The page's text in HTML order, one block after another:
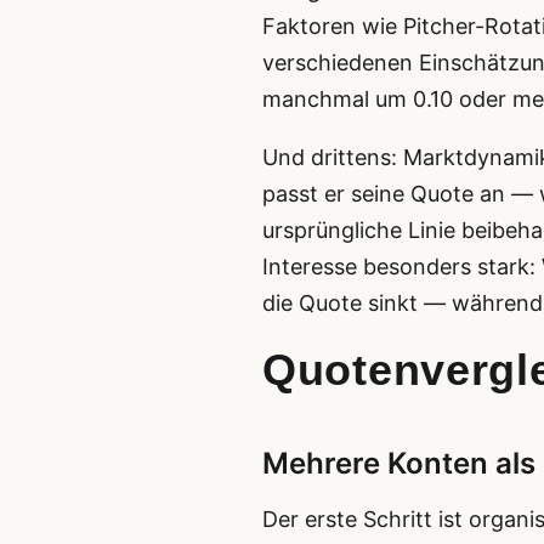
Faktoren wie Pitcher-
verschiedenen
manchmal um 0.10 oder
Und drittens:
passt er seine Quote an —
ursprüngliche Linie
Interesse besonders stark:
die Quote sinkt —
Mehrere Konten
Der erste Schritt ist